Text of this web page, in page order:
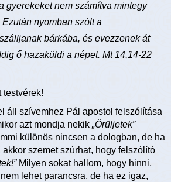
gyerekeket nem számítva mintegy
nyomban szólt a
bárkába, és evezzenek át
ő hazaküldi a népet. Mt 14,14-22
testvérek!
áll szívemhez Pál apostol felszólítása
azt mondja nekik „Örüljetek”
különös nincsen a dologban, de ha
szemet szúrhat, hogy felszólító
Milyen sokat hallom, hogy hinni,
lehet parancsra, de ha ez igaz,